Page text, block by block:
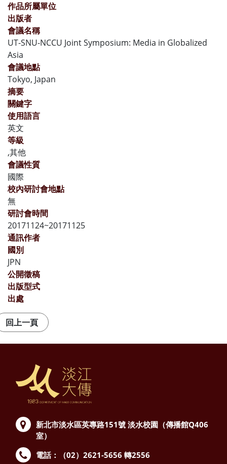
作品所屬單位
出版者
會議名稱
UT-SNU-NCCU Joint Symposium: Media in Globalized
Asia
會議地點
Tokyo, Japan
摘要
關鍵字
使用語言
英文
等級
,其他
會議性質
國際
校內研討會地點
無
研討會時間
20171124~20171125
通訊作者
國別
JPN
公開徵稿
出版型式
出處
新北市淡水區英專路151號 淡水校園（傳播館Q406
室）
電話：（02）2621-5656 轉2556